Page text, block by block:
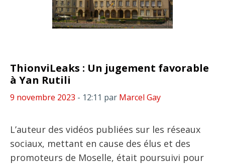
ThionviLeaks : Un jugement favorable
à Yan Rutili
9 novembre 2023 - 12:11 par Marcel Gay
L’auteur des vidéos publiées sur les réseaux
sociaux, mettant en cause des élus et des
promoteurs de Moselle, était poursuivi pour